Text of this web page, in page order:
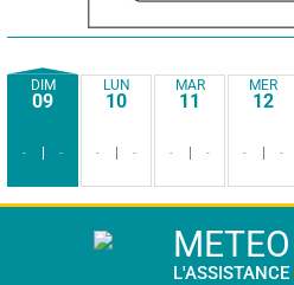
DIM
09
- -
LUN
10
- -
MAR
11
- -
MER
12
- -
METEO
L'ASSISTANCE